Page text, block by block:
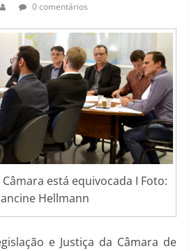
0 comentários
está equivocada I Foto:
Hellmann
e Justiça da Câmara de